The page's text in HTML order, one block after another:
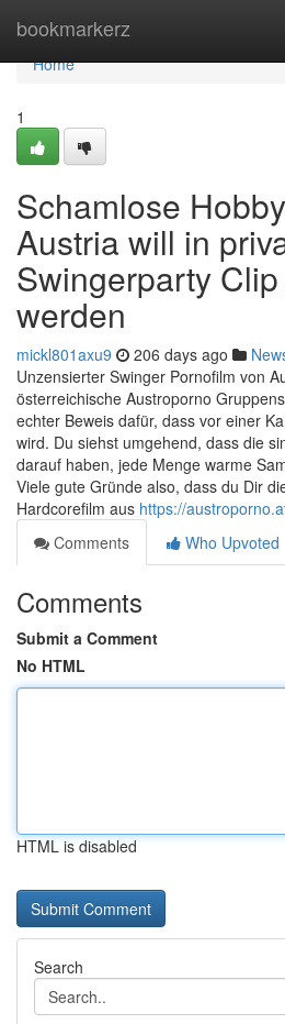
bookmarkerz
Home
Home
1
Schamlose
Austria will in
Swingerparty
werden
mickl801axu9 206 days ago
Unzensierter Swinger Pornofilm von
österreichische Austroporno
echter Beweis dafür, dass vor einer
wird. Du siehst umgehend, dass die
darauf haben, jede Menge warme
Viele gute Gründe also, dass du Dir
Hardcorefilm aus https://
Comments
Who Upvoted
Comments
Submit a Comment
No HTML
HTML is disabled
Search